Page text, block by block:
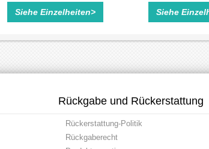
Siehe Einzelheiten> Siehe
Rückgabe und Rückerstattung
Rückerstattung-Politik
Rückgaberecht